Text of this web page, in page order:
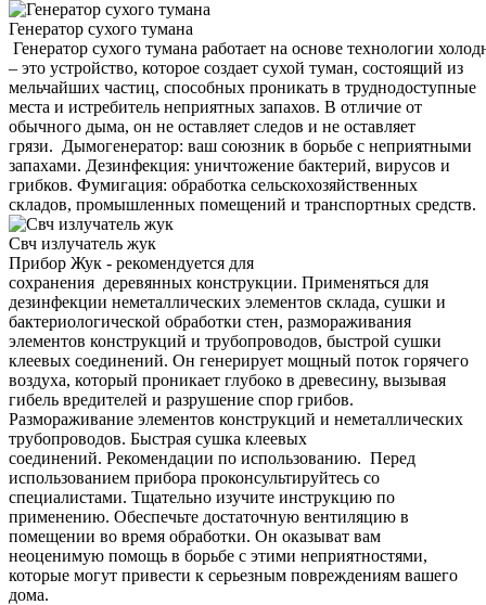
Генератор сухого тумана
Генератор сухого тумана работает на основе технологии
– это устройство, которое создает сухой туман, состоящий из
мельчайших частиц, способных проникать в труднодоступные
места и истребитель неприятных запахов. В отличие от
обычного дыма, он не оставляет следов и не оставляет
грязи. Дымогенератор: ваш союзник в борьбе с неприятными
запахами. Дезинфекция: уничтожение бактерий, вирусов и
грибков. Фумигация: обработка сельскохозяйственных
складов, промышленных помещений и транспортных средств.
Свч излучатель жук
Прибор Жук - рекомендуется для
сохранения деревянных конструкции. Применяться для
дезинфекции неметаллических элементов склада, сушки и
бактериологической обработки стен, размораживания
элементов конструкций и трубопроводов, быстрой сушки
клеевых соединений. Он генерирует мощный поток горячего
воздуха, который проникает глубоко в древесину, вызывая
гибель вредителей и разрушение спор грибов.
Размораживание элементов конструкций и неметаллических
трубопроводов. Быстрая сушка клеевых
соединений. Рекомендации по использованию. Перед
использованием прибора проконсультируйтесь со
специалистами. Тщательно изучите инструкцию по
применению. Обеспечьте достаточную вентиляцию в
помещении во время обработки. Он оказыват вам
неоценимую помощь в борьбе с этими неприятностями,
которые могут привести к серьезным повреждениям вашего
дома.